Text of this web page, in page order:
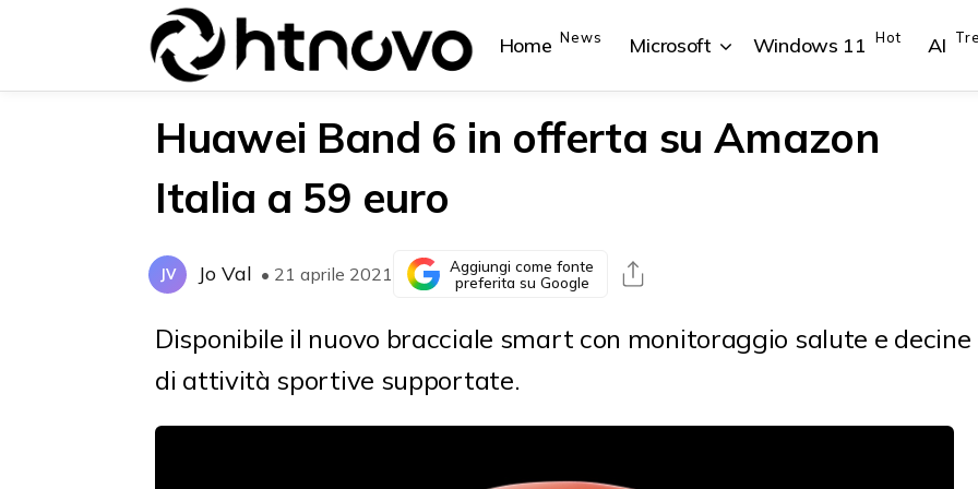
Home News Microsoft
{{POSTS[0].LABEL}}
Windows 11 Hot AI
{{POSTS[0].LABEL}}
Huawei Band 6 in offerta su Amazon
Italia a 59 euro
JV Jo Val • 21 aprile 2021
Aggiungi come fonte
preferita su Google
Disponibile il nuovo bracciale smart con monitoraggio salute e decine
di attività sportive supportate.